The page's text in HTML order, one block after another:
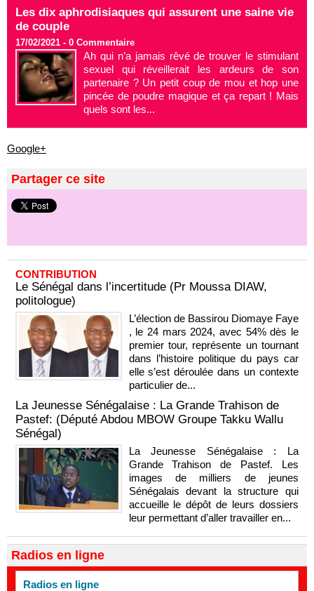
Les dix aphrodisiaques qui assurent une saine vie
de couple
17/02/2021 - 0 Commentaire
Ah qui n’a jamais rêvé de trouver le stimulant
sexuel qui réveillerait les ardeurs de son
partenaire ? Un petit coup de mou et hop une
pincée de poudre magique et ça repart ! Mais
quels sont les...
Google+
Partager ce site
CONTRIBUTION
Le Sénégal dans l’incertitude (Pr Moussa DIAW,
politologue)
L’élection de Bassirou Diomaye Faye
, le 24 mars 2024, avec 54% dès le
premier tour, représente un tournant
dans l’histoire politique du pays car
elle s’est déroulée dans un contexte
particulier de...
La Jeunesse Sénégalaise : La Grande Trahison de
Pastef: (Député Abdou MBOW Groupe Takku Wallu
Sénégal)
La Jeunesse Sénégalaise : La
Grande Trahison de Pastef. Les
images de milliers de jeunes
Sénégalais devant la structure qui
accueille le dépôt de leurs dossiers
leur permettant d’aller travailler en...
Radios en ligne
Radios en ligne